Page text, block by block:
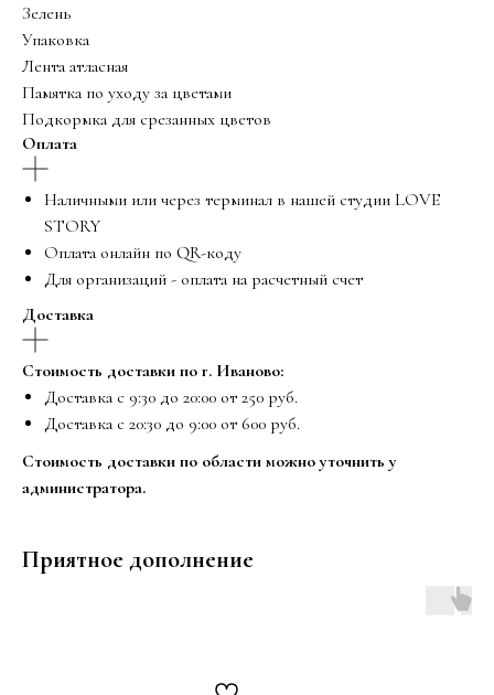
Зелень
Упаковка
Лента атласная
Памятка по уходу за цветами
Подкормка для срезанных цветов
Оплата
Наличными или через терминал в нашей студии LOVE
STORY
Оплата онлайн по QR-коду
Для организаций - оплата на расчетный счет
Доставка
Стоимость доставки по г. Иваново:
Доставка с 9:30 до 20:00 от 250 руб.
Доставка с 20:30 до 9:00 от 600 руб.
Стоимость доставки по области можно уточнить у
администратора.
Приятное дополнение